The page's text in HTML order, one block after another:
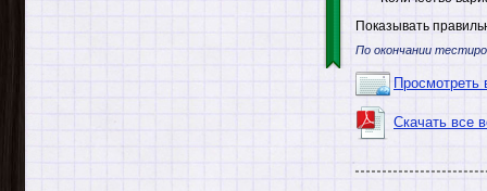
Показывать
По окончании
Просмотреть
Скачать все